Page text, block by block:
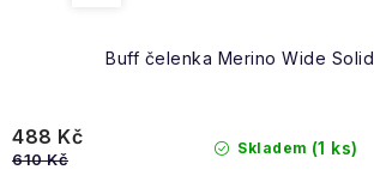
Buff čelenka Merino Wide
Skladem (1 ks)
488 Kč
610 Kč